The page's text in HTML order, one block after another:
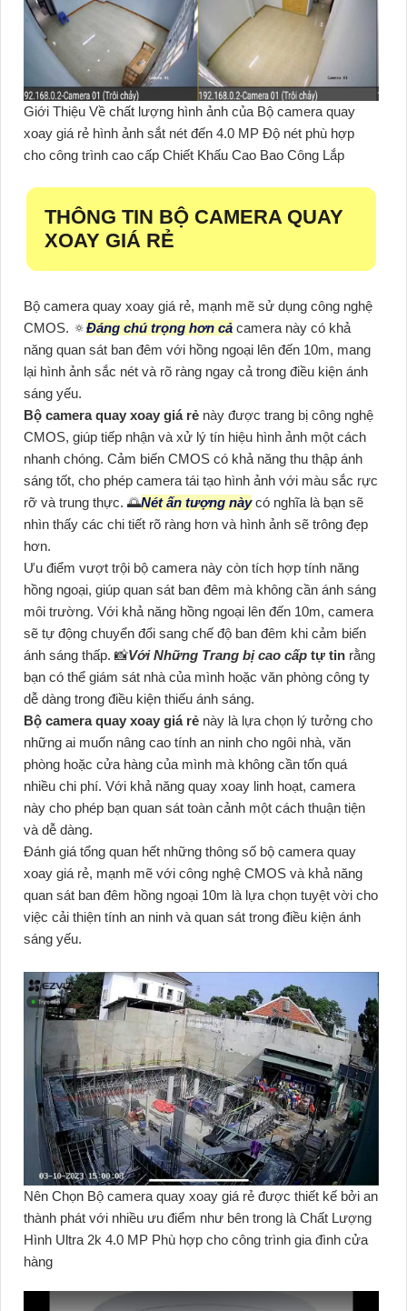
Giới Thiệu Về chất lượng hình ảnh của Bộ camera quay
xoay giá rẻ hình ảnh sắt nét đến 4.0 MP Độ nét phù hợp
cho công trình cao cấp Chiết Khấu Cao Bao Công Lắp
THÔNG TIN BỘ CAMERA QUAY
XOAY GIÁ RẺ
Bộ camera quay xoay giá rẻ, mạnh mẽ sử dụng công nghệ
CMOS. 🔅Đáng chú trọng hơn cả camera này có khả
năng quan sát ban đêm với hồng ngoại lên đến 10m, mang
lại hình ảnh sắc nét và rõ ràng ngay cả trong điều kiện ánh
sáng yếu.
Bộ camera quay xoay giá rẻ này được trang bị công nghệ
CMOS, giúp tiếp nhận và xử lý tín hiệu hình ảnh một cách
nhanh chóng. Cảm biến CMOS có khả năng thu thập ánh
sáng tốt, cho phép camera tái tạo hình ảnh với màu sắc rực
rỡ và trung thực. 🌅Nét ấn tượng nàycó nghĩa là bạn sẽ
nhìn thấy các chi tiết rõ ràng hơn và hình ảnh sẽ trông đẹp
hơn.
Ưu điểm vượt trội bộ camera này còn tích hợp tính năng
hồng ngoại, giúp quan sát ban đêm mà không cần ánh sáng
môi trường. Với khả năng hồng ngoại lên đến 10m, camera
sẽ tự động chuyển đổi sang chế độ ban đêm khi cảm biến
ánh sáng thấp. 📸Với Những Trang bị cao cấp tự tin rằng
bạn có thể giám sát nhà của mình hoặc văn phòng công ty
dễ dàng trong điều kiện thiếu ánh sáng.
Bộ camera quay xoay giá rẻ này là lựa chọn lý tưởng cho
những ai muốn nâng cao tính an ninh cho ngôi nhà, văn
phòng hoặc cửa hàng của mình mà không cần tốn quá
nhiều chi phí. Với khả năng quay xoay linh hoạt, camera
này cho phép bạn quan sát toàn cảnh một cách thuận tiện
và dễ dàng.
Đánh giá tổng quan hết những thông số bộ camera quay
xoay giá rẻ, mạnh mẽ với công nghệ CMOS và khả năng
quan sát ban đêm hồng ngoại 10m là lựa chọn tuyệt vời cho
việc cải thiện tính an ninh và quan sát trong điều kiện ánh
sáng yếu.
Nên Chọn Bộ camera quay xoay giá rẻ được thiết kế bởi an
thành phát với nhiều ưu điểm như bên trong là Chất Lượng
Hình Ultra 2k 4.0 MP Phù hợp cho công trình gia đình cửa
hàng